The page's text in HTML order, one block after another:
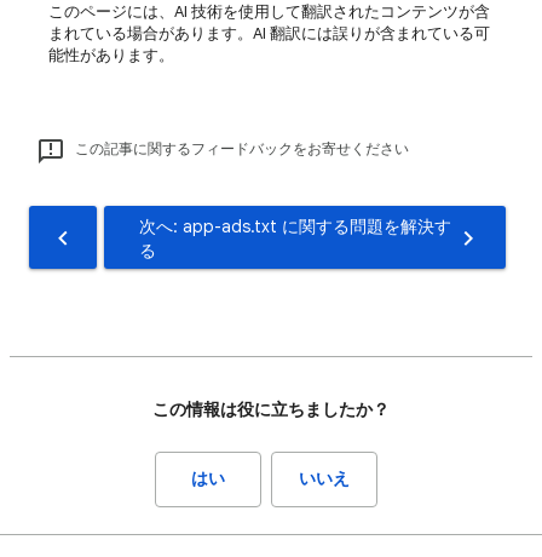
このページには、AI 技術を使用して翻訳されたコンテンツが含
まれている場合があります。AI 翻訳には誤りが含まれている可
能性があります。
この記事に関するフィードバックをお寄せください
次へ: app-ads.txt に関する問題を解決す
る
この情報は役に立ちましたか？
はい いいえ